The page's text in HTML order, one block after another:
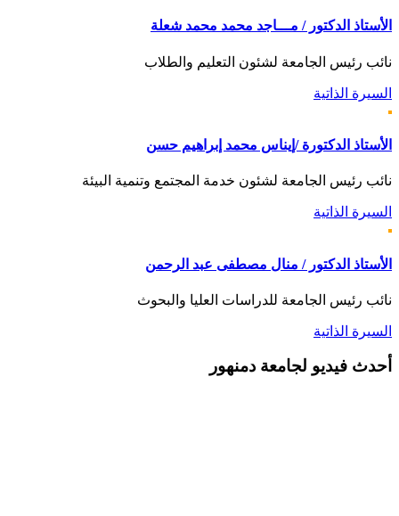
الأستاذ الدكتور / مـــاجد محمد محمد شعلة
نائب رئيس الجامعة لشئون التعليم والطلاب
السيرة الذاتية
الأستاذ الدكتورة /إيناس محمد إبراهيم حسن
نائب رئيس الجامعة لشئون خدمة المجتمع وتنمية البيئة
السيرة الذاتية
الأستاذ الدكتور / منال مصطفى عبد الرحمن
نائب رئيس الجامعة للدراسات العليا والبحوث
السيرة الذاتية
أحدث فيديو لجامعة دمنهور